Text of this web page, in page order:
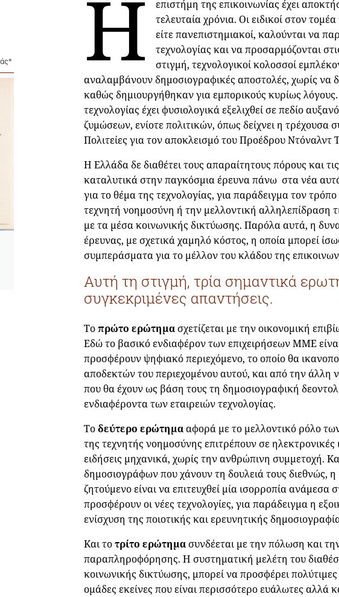
H
επιστήμη της επικοινωνίας έχει
τελευταία χρόνια. Οι ειδικοί στον
είτε πανεπιστημιακοί, καλούνται να
τεχνολογίας και να προσαρμόζονται
στιγμή, τεχνολογικοί κολοσσοί
αναλαμβάνουν δημοσιογραφικές αποστολές, χωρίς να
καθώς δημιουργήθηκαν για εμπορικούς κυρίως
τεχνολογίας έχει φυσιολογικά εξελιχθεί σε πεδίο
ζυμώσεων, ενίοτε πολιτικών, όπως δείχνει η τρέχουσα
Πολιτείες για τον αποκλεισμό του Προέδρου
Η Ελλάδα δε διαθέτει τους απαραίτητους πόρους και
καταλυτικά στην παγκόσμια έρευνα πάνω στα νέα
για το θέμα της τεχνολογίας, για παράδειγμα τον
τεχνητή νοημοσύνη ή την μελλοντική αλληλεπίδραση
με τα μέσα κοινωνικής δικτύωσης. Παρόλα αυτά, η
έρευνας, με σχετικά χαμηλό κόστος, η οποία μπορεί
συμπεράσματα για το μέλλον του κλάδου της
Αυτή τη στιγμή, τρία σημαντικά
συγκεκριμένες απαντήσεις.
Τοπρώτο ερώτημασχετίζεται με την οικονομική
Εδώ το βασικό ενδιαφέρον των επιχειρήσεων ΜΜΕ
προσφέρουν ψηφιακό περιεχόμενο, το οποίο θα
αποδεκτών του περιεχομένου αυτού, και από την άλλη
που θα έχουν ως βάση τους τη δημοσιογραφική
ενδιαφέροντα των εταιρειών τεχνολογίας.
Τοδεύτερο ερώτημααφορά με το μελλοντικό ρόλο
της τεχνητής νοημοσύνης επιτρέπουν σε
ειδήσεις μηχανικά, χωρίς την ανθρώπινη συμμετοχή.
δημοσιογράφων που χάνουν τη δουλειά τους διεθνώς,
ζητούμενο είναι να επιτευχθεί μία ισορροπία ανάμεσα
προσφέρουν οι νέες τεχνολογίες, για παράδειγμα η
ενίσχυση της ποιοτικής και ερευνητικής
Και τοτρίτο ερώτημασυνδέεται με την πόλωση και
παραπληροφόρησης. Η συστηματική μελέτη του
κοινωνικής δικτύωσης, μπορεί να προσφέρει
ομάδες εκείνες που είναι περισσότερο ευάλωτες αλλά